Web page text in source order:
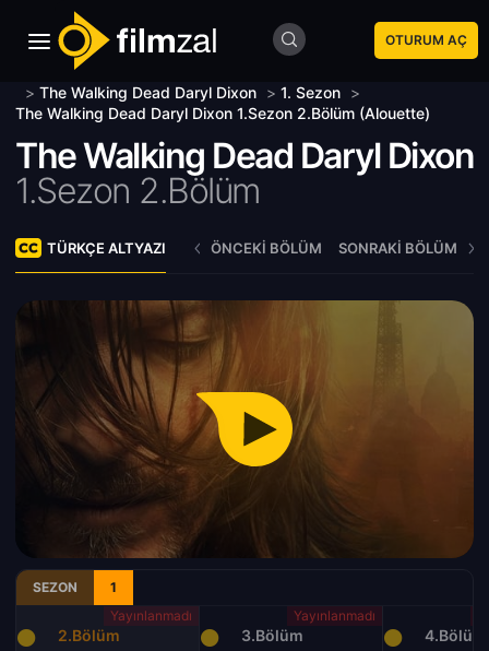
OTURUM AÇ
> The Walking Dead Daryl Dixon > 1. Sezon >
The Walking Dead Daryl Dixon 1.Sezon 2.Bölüm (Alouette)
The Walking Dead Daryl Dixon
1.Sezon 2.Bölüm
TÜRKÇE ALTYAZI ÖNCEKI BÖLÜM SONRAKI BÖLÜM
SEZON 1
2.Bölüm 3.Bölüm 4.Bölüm